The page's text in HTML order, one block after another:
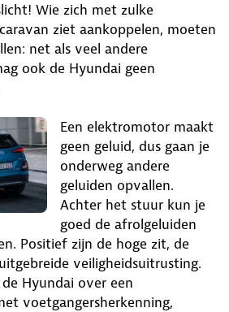
Wie zich met zulke
ziet aankoppelen, moeten
net als veel andere
ook de Hyundai geen
Een elektromotor maakt
geen geluid, dus gaan je
onderweg andere
geluiden opvallen.
Achter het stuur kun je
goed de afrolgeluiden
Positief zijn de hoge zit, de
veiligheidsuitrusting.
Hyundai over een
voetgangersherkenning,